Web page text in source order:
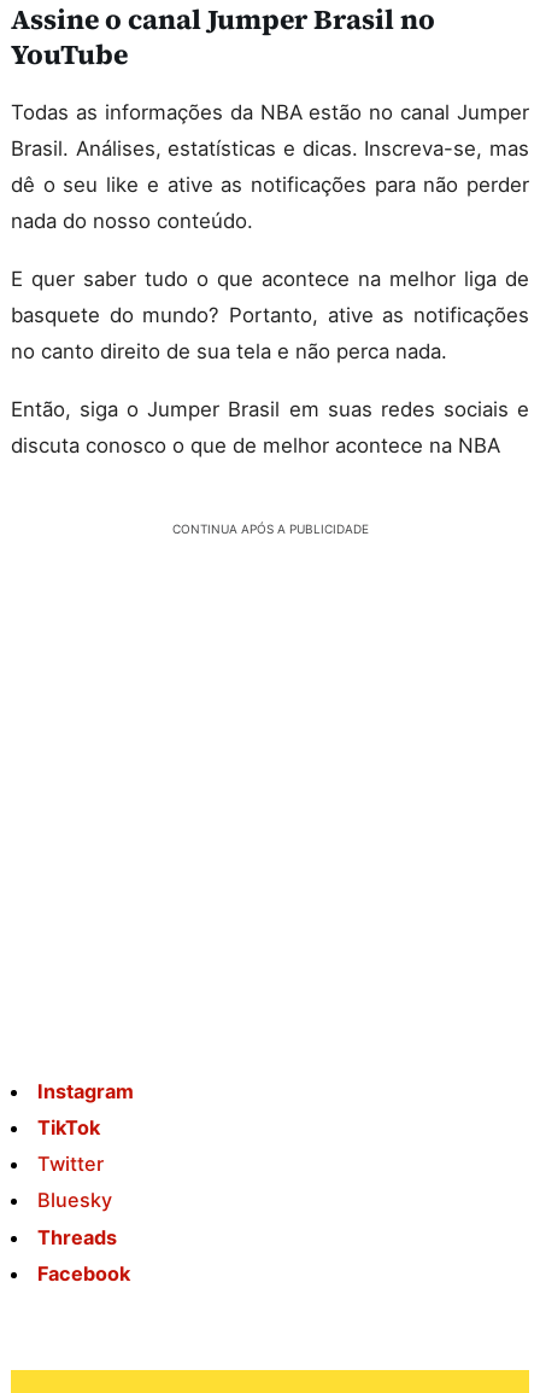
Assine o canal Jumper Brasil no
YouTube
Todas as informações da NBA estão no canal Jumper
Brasil. Análises, estatísticas e dicas. Inscreva-se, mas
dê o seu like e ative as notificações para não perder
nada do nosso conteúdo.
E quer saber tudo o que acontece na melhor liga de
basquete do mundo? Portanto, ative as notificações
no canto direito de sua tela e não perca nada.
Então, siga o Jumper Brasil em suas redes sociais e
discuta conosco o que de melhor acontece na NBA
CONTINUA APÓS A PUBLICIDADE
Instagram
TikTok
Twitter
Bluesky
Threads
Facebook